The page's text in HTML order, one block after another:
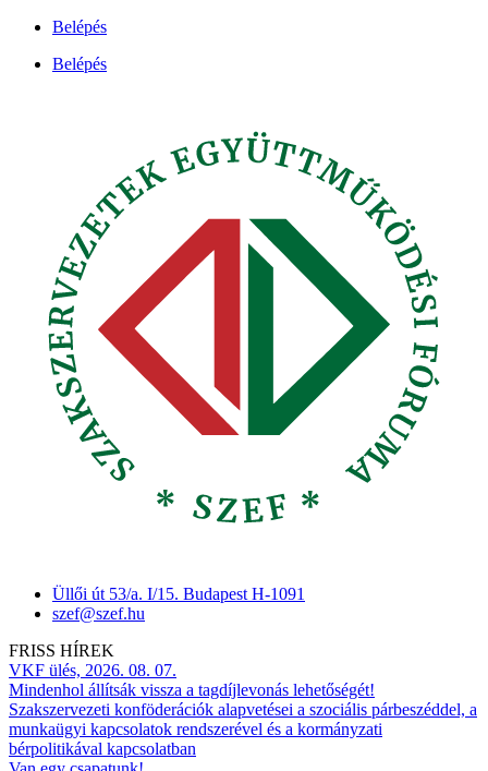
Ugrás
tartalomhoz
Belépés
Belépés
Üllői út 53/a. I/15. Budapest H-1091
szef@szef.hu
FRISS HÍREK
VKF ülés, 2026. 08. 07.
Mindenhol állítsák vissza a tagdíjlevonás lehetőségét!
Szakszervezeti konföderációk alapvetései a szociális párbeszéddel, a
munkaügyi kapcsolatok rendszerével és a kormányzati
bérpolitikával kapcsolatban